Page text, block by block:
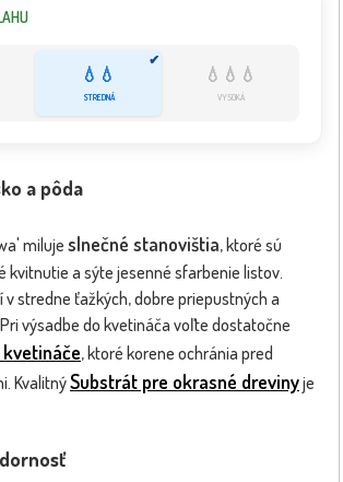
✔
💧💧
STREDNÁ
💧💧💧
VYSOKÁ
a pôda
miluje slnečné stanovištia, ktoré sú
kvitnutie a sýte jesenné sfarbenie listov.
v stredne ťažkých, dobre priepustných a
výsadbe do kvetináča voľte dostatočne
, ktoré korene ochránia pred
KvalitnýSubstrát pre okrasné drevinyje